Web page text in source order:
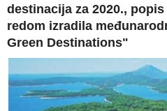
destinacija za 2020.,
redom izradila
Green Destinations"